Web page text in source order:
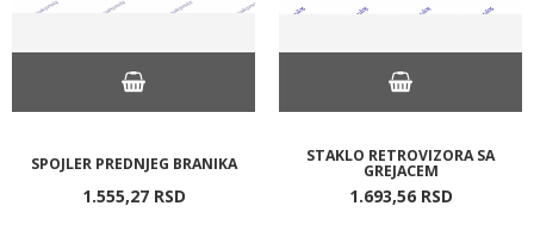
SPOJLER PREDNJEG BRANIKA
1.555,27 RSD
STAKLO RETROVIZORA SA
GREJACEM
1.693,56 RSD